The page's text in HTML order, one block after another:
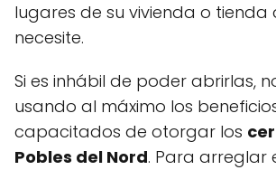
lugares de su vivienda o tienda
necesite.
Si es inhábil de poder abrirlas,
usando al máximo los
capacitados de otorgar los
Pobles del Nord. Para arreglar